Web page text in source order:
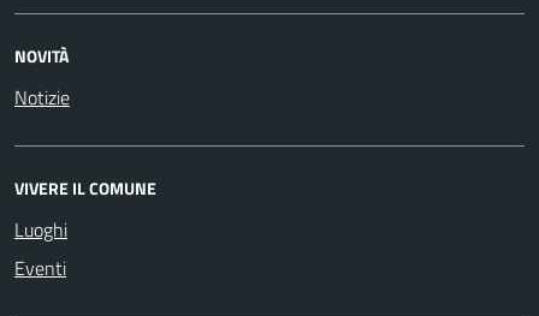
NOVITÀ
Notizie
VIVERE IL COMUNE
Luoghi
Eventi